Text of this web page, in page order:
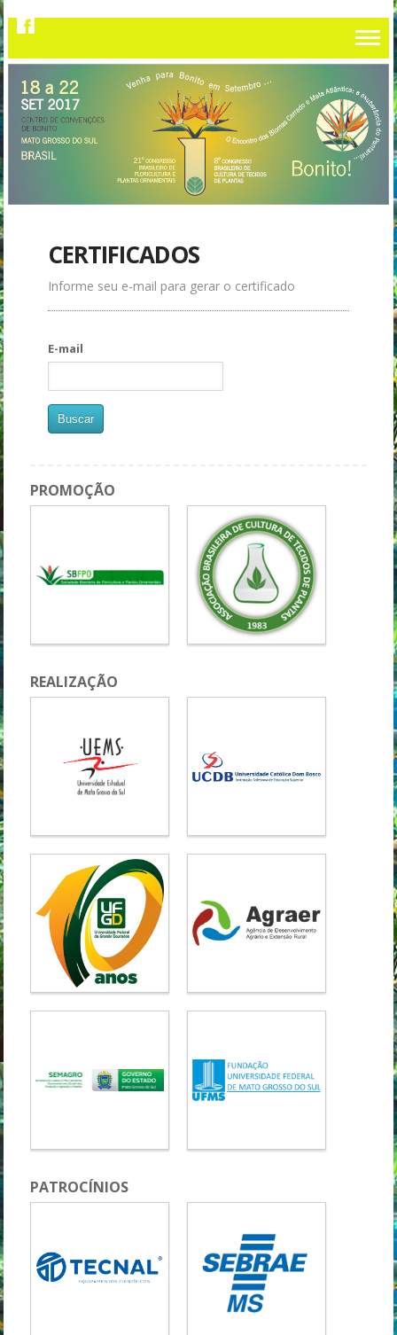
CERTIFICADOS
Informe seu e-mail para gerar o certificado
E-mail
PROMOÇÃO
REALIZAÇÃO
PATROCÍNIOS